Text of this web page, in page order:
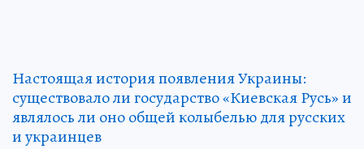
Настоящая история появления Украины:
существовало ли государство «Киевская Русь» и
являлось ли оно общей колыбелью для русских
и украинцев